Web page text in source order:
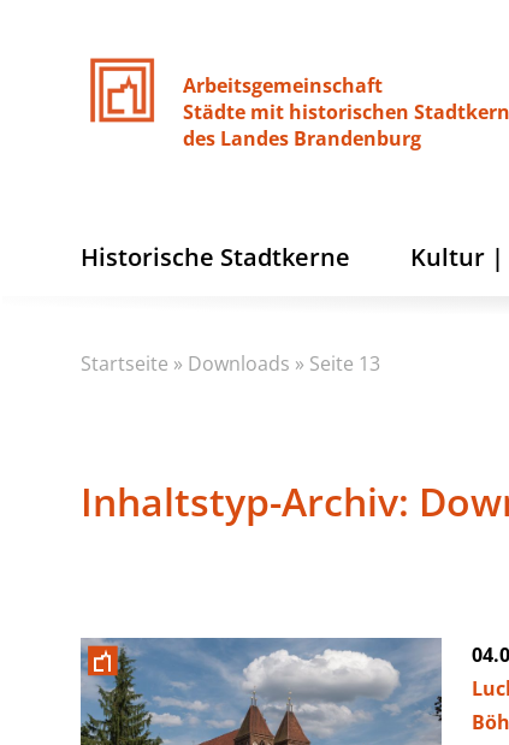
Arbeitsgemeinschaft
Städte mit historischen
des Landes Brandenburg
Historische Stadtkerne Kultur |
Startseite » Downloads » Seite 13
Inhaltstyp-Archiv: